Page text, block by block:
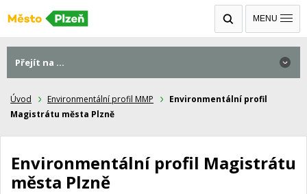
MENU
Úvod Environmentální profil MMP
Environmentální profil
Magistrátu města Plzně
Environmentální profil Magistrátu
města Plzně
Přejít na ...